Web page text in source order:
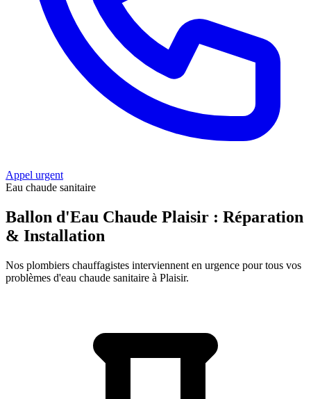
Appel urgent
Eau chaude sanitaire
Ballon d'Eau Chaude Plaisir : Réparation
& Installation
Nos plombiers chauffagistes interviennent en urgence pour tous vos
problèmes d'eau chaude sanitaire à Plaisir.